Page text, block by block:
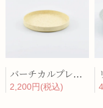
バーチカルプレート 15cm 化粧土
2,200円(税込)